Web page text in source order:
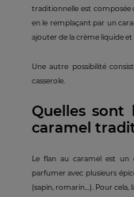
traditionnelle est composée
en le remplaçant par un
ajouter de la crème liquide et
Une autre possibilité
casserole.
Quelles sont
caramel
Le flan au caramel est un
parfumer avec plusieurs
(sapin, romarin…). Pour cela,